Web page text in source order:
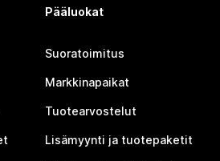
Pääluokat
Suoratoimitus
Markkinapaikat
Tuotearvostelut
Lisämyynti ja tuotepaketit